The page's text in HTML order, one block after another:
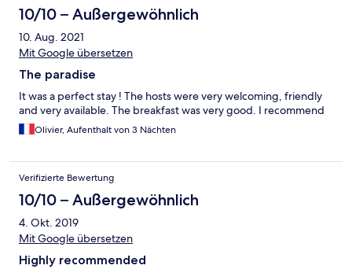
10/10 – Außergewöhnlich
10. Aug. 2021
Mit Google übersetzen
The paradise
It was a perfect stay ! The hosts were very welcoming, friendly
and very available. The breakfast was very good. I recommend
Olivier, Aufenthalt von 3 Nächten
Verifizierte Bewertung
10/10 – Außergewöhnlich
4. Okt. 2019
Mit Google übersetzen
Highly recommended